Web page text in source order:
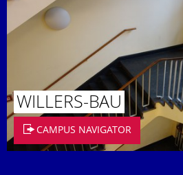
WILLERS-BAU
CAMPUS NAVIGATOR